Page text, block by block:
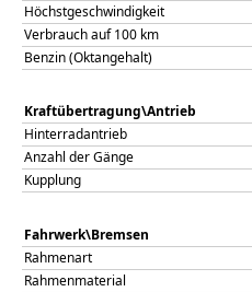
Höchstgeschwindigkeit
Verbrauch auf 100 km
Benzin (Oktangehalt)
Kraftübertragung\Antrieb
Hinterradantrieb
Anzahl der Gänge
Kupplung
Fahrwerk\Bremsen
Rahmenart
Rahmenmaterial